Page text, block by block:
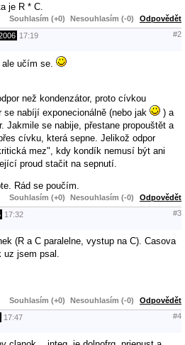
je R * C.
Souhlasím (+0) Nesouhlasím (-0) Odpovědět
17:19 #2
učím se.
než kondenzátor, proto cívkou
nabíjí exponecionálně (nebo jak
) a
Jakmile se nabije, přestane propouštět a
cívku, která sepne. Jelikož odpor
mez", kdy kondík nemusí být ani
proud stačit na sepnutí.
Rád se poučím.
Souhlasím (+0) Nesouhlasím (-0) Odpovědět
17:32 #3
(R a C paralelne, vystup na C). Casova
jsem psal.
Souhlasím (+0) Nesouhlasím (-0) Odpovědět
17:47 #4